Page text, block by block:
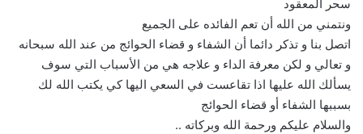
سحر المعقود
ونتمني من الله أن تعم الفائده على الجميع
اتصل بنا و تذكر دائما أن الشفاء و قضاء الحوائج من عند الله سبحانه
و تعالي و لكن معرفة الداء و علاجه هي من الأسباب التي سوف
يسألك الله عليها اذا تقاعست في السعي اليها كي يكتب الله لك
بسببها الشفاء أو قضاء الحوائج
والسلام عليكم ورحمة الله وبركاته ..